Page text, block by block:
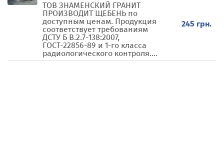
ТОВ ЗНАМЕНСКИЙ ГРАНИТ
ПРОИЗВОДИТ ЩЕБЕНЬ по
доступным ценам. Продукция
соответствует требованиям
ДСТУ Б В.2.7-138:2007,
ГОСТ-22856-89 и 1-го класса
радиологического контроля....
245 грн.